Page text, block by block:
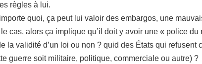
règles à lui.
quoi, ça peut lui valoir des embargos, une
cas, alors ça implique qu’il doit y avoir une « police
la validité d’un loi ou non ? quid des États qui
guerre soit militaire, politique, commerciale ou autre) ?